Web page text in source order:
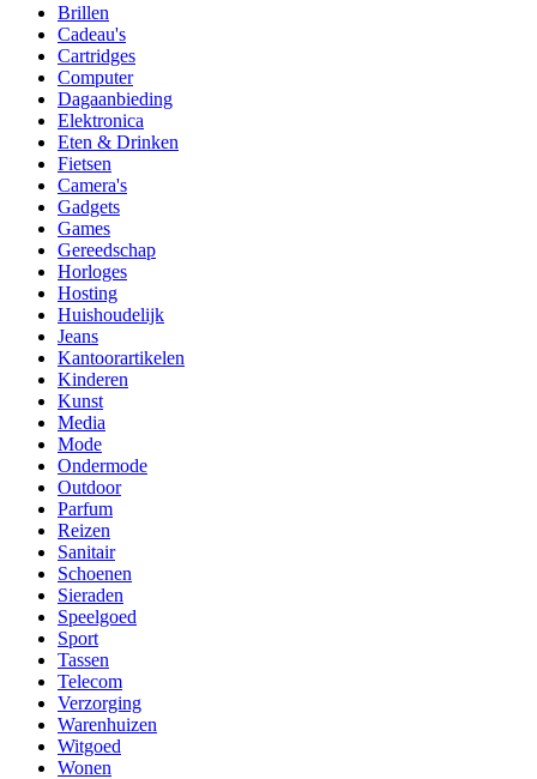
Brillen
Cadeau's
Cartridges
Computer
Dagaanbieding
Elektronica
Eten & Drinken
Fietsen
Camera's
Gadgets
Games
Gereedschap
Horloges
Hosting
Huishoudelijk
Jeans
Kantoorartikelen
Kinderen
Kunst
Media
Mode
Ondermode
Outdoor
Parfum
Reizen
Sanitair
Schoenen
Sieraden
Speelgoed
Sport
Tassen
Telecom
Verzorging
Warenhuizen
Witgoed
Wonen